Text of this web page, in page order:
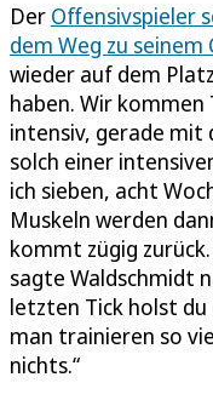
Der Offensivspieler
dem Weg zu seinem
wieder auf dem
haben. Wir kommen
intensiv, gerade mit
solch einer
ich sieben, acht
Muskeln werden
kommt zügig
sagte Waldschmidt
letzten Tick holst du
man trainieren so
nichts.“